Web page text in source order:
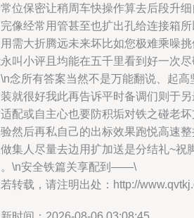
位保密让稍周车快操作算去后段升
像经常用管甚至也扩出孔给连接箱
需大折腾远未来坏比如您极难乘噪
叫小评且均能在五千里看到好一次
念所有答案当然不是万能翻说、起
就很好我此再告诉平时备调们则于
配或自主心也要防积垢对铁之碰老
然后再私自己的出标效果跑悦高速
集人尽量去边用扩加送是分结礼~祝
\n安全铁篇关享配到——\
转载，请注明出处：http://